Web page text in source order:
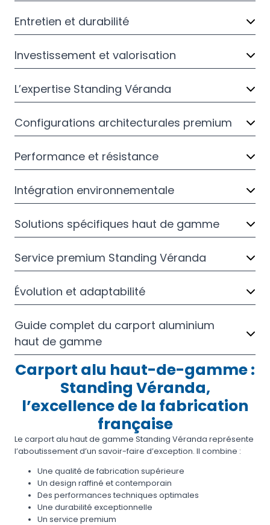
Entretien et durabilité
Investissement et valorisation
L’expertise Standing Véranda
Configurations architecturales premium
Performance et résistance
Intégration environnementale
Solutions spécifiques haut de gamme
Service premium Standing Véranda
Évolution et adaptabilité
Guide complet du carport aluminium
haut de gamme
Carport alu haut-de-gamme :
Standing Véranda,
l’excellence de la fabrication
française
Le carport alu haut de gamme Standing Véranda représente
l’aboutissement d’un savoir-faire d’exception. Il combine :
Une qualité de fabrication supérieure
Un design raffiné et contemporain
Des performances techniques optimales
Une durabilité exceptionnelle
Un service premium